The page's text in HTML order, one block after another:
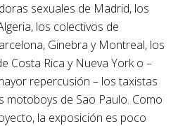
sexuales de Madrid, los
los colectivos de
Ginebra y Montreal, los
Costa Rica y Nueva York o –
repercusión – los taxistas
motoboys de Sao Paulo. Como
la exposición es poco